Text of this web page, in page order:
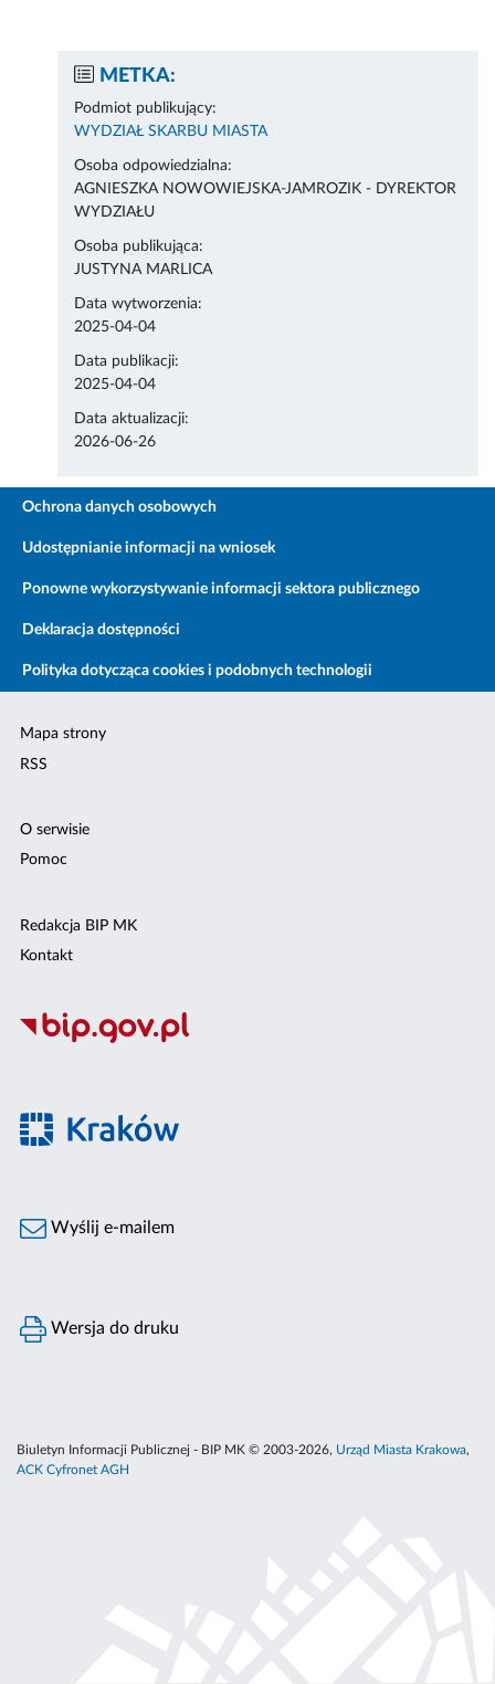
METKA:
Podmiot publikujący:
WYDZIAŁ SKARBU MIASTA
Osoba odpowiedzialna:
AGNIESZKA NOWOWIEJSKA-JAMROZIK - DYREKTOR
WYDZIAŁU
Osoba publikująca:
JUSTYNA MARLICA
Data wytworzenia:
2025-04-04
Data publikacji:
2025-04-04
Data aktualizacji:
2026-06-26
Ochrona danych osobowych
Udostępnianie informacji na wniosek
Ponowne wykorzystywanie informacji sektora publicznego
Deklaracja dostępności
Polityka dotycząca cookies i podobnych technologii
Mapa strony
RSS
O serwisie
Pomoc
Redakcja BIP MK
Kontakt
Wyślij e-mailem
Wersja do druku
Biuletyn Informacji Publicznej - BIP MK © 2003-2026, Urząd Miasta Krakowa,
ACK Cyfronet AGH